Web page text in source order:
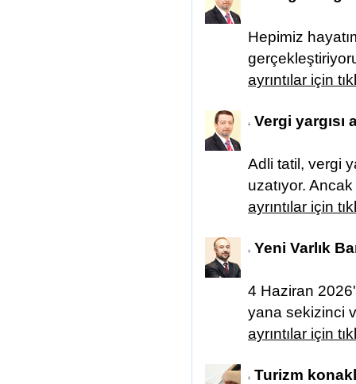
Hepimiz
ayrıntılar için
Vergi yargısı
Adli tatil, vergi
uzatıyor.
ayrıntılar için
Yeni Varlık
4 Haziran
yana sekizinci
ayrıntılar için
Turizm